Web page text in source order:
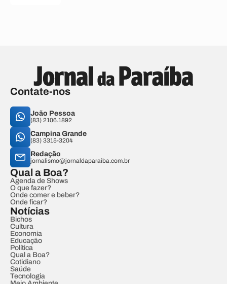
Contate-nos
João Pessoa
(83) 2106.1892
Campina Grande
(83) 3315-3204
Redação
jornalismo@jornaldaparaiba.com.br
Qual a Boa?
Agenda de Shows
O que fazer?
Onde comer e beber?
Onde ficar?
Notícias
Bichos
Cultura
Economia
Educação
Política
Qual a Boa?
Cotidiano
Saúde
Tecnologia